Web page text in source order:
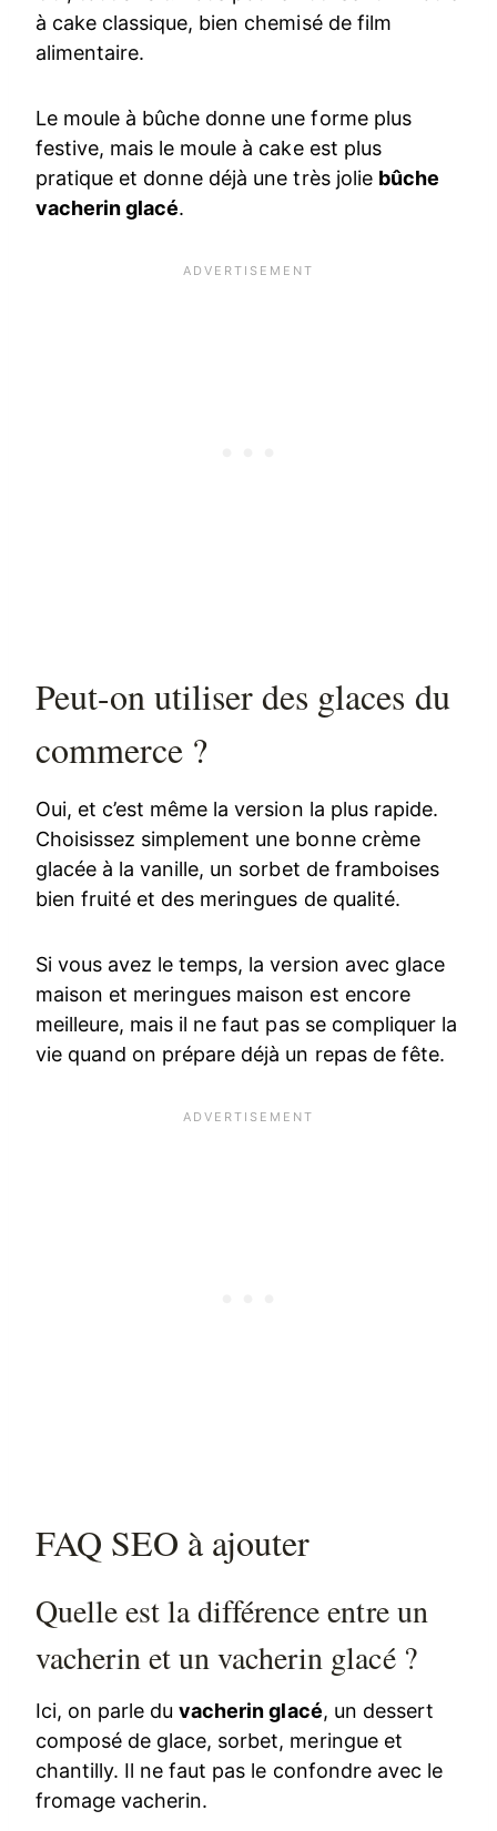
à cake classique, bien chemisé de film
alimentaire.
Le moule à bûche donne une forme plus
festive, mais le moule à cake est plus
pratique et donne déjà une très jolie bûche
vacherin glacé.
Peut-on utiliser des glaces du
commerce ?
Oui, et c’est même la version la plus rapide.
Choisissez simplement une bonne crème
glacée à la vanille, un sorbet de framboises
bien fruité et des meringues de qualité.
Si vous avez le temps, la version avec glace
maison et meringues maison est encore
meilleure, mais il ne faut pas se compliquer la
vie quand on prépare déjà un repas de fête.
FAQ SEO à ajouter
Quelle est la différence entre un
vacherin et un vacherin glacé ?
Ici, on parle duvacherin glacé, un dessert
composé de glace, sorbet, meringue et
chantilly. Il ne faut pas le confondre avec le
fromage vacherin.